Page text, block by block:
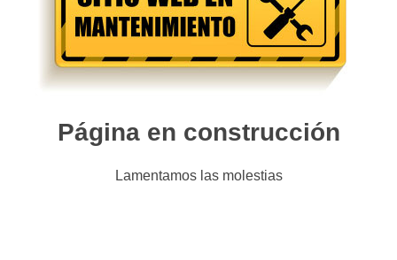
Página en construcción
Lamentamos las molestias